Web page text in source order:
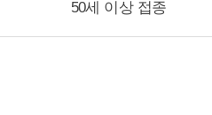
50세 이상 접종